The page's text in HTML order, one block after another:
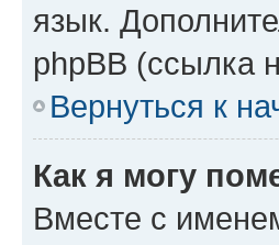
язык.
phpBB (ссылка
Вернуться к
Как я могу
Вместе с